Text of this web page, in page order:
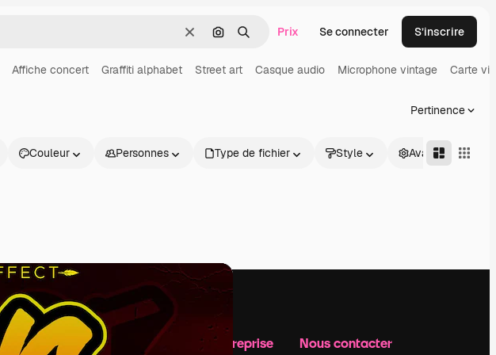
EffacerRechercher par image
Rechercher
Prix Se connecter S’inscrire
Affiche concert Graffiti alphabet Street art Casque audio Microphone vintage Carte
Pertinence
Couleur Personnes Type de fichier Style Avancé
Commencer Notre entreprise Nous contacter